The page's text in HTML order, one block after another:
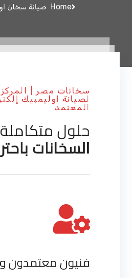
Home صيانة سخان
سخانات مصر | المركز
لصيانة اوليمبيك
المعتمد
حلول متكاملة
السخانات
فنيون معتمدون